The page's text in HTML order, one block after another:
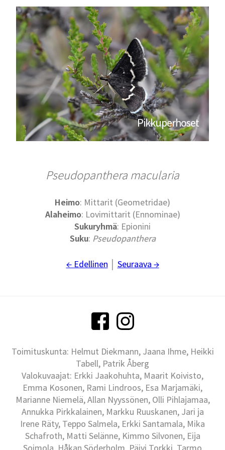
Pikkuperhoset
Pseudopanthera macularia
Heimo: Mittarit (Geometridae)
Alaheimo: Lovimittarit (Ennominae)
Sukuryhmä: Epionini
Suku: Pseudopanthera
← Edellinen Seuraava →
Toimituskunta: Helmut Diekmann, Jaana Ihme, Heikki
Tabell, Patrik Åberg
Valokuvaajat: Erkki Jaakohuhta, Maarit Koivisto,
Emma Kosonen, Rami Lindroos, Esa Marjamäki,
Marianne Niemelä, Allan Nyyssönen, Olli Pihlajamaa,
Annukka Pirkkalainen, Markku Ruuskanen, Jari ja
Irene Räty, Teppo Salmela, Erkki Santamala, Mika
Schafroth, Matti Selänne, Kimmo Silvonen, Eija